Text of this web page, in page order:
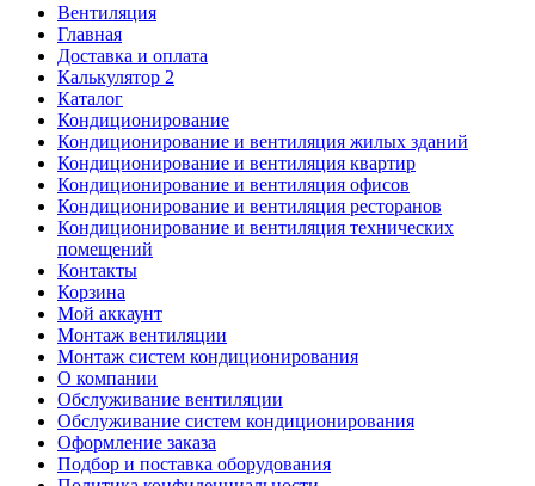
Вентиляция
Главная
Доставка и оплата
Калькулятор 2
Каталог
Кондиционирование
Кондиционирование и вентиляция жилых зданий
Кондиционирование и вентиляция квартир
Кондиционирование и вентиляция офисов
Кондиционирование и вентиляция ресторанов
Кондиционирование и вентиляция технических
помещений
Контакты
Корзина
Мой аккаунт
Монтаж вентиляции
Монтаж систем кондиционирования
О компании
Обслуживание вентиляции
Обслуживание систем кондиционирования
Оформление заказа
Подбор и поставка оборудования